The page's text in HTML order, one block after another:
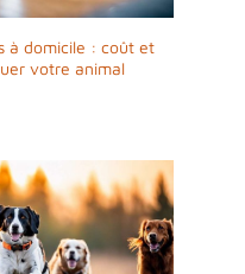
à domicile : coût et
votre animal